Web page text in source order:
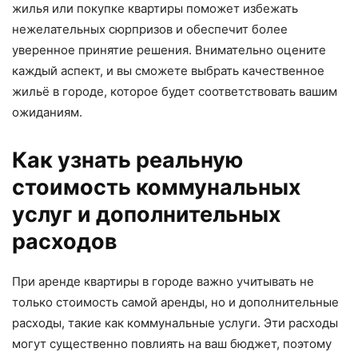
жилья или покупке квартиры поможет избежать
нежелательных сюрпризов и обеспечит более
уверенное принятие решения. Внимательно оцените
каждый аспект, и вы сможете выбрать качественное
жильё в городе, которое будет соответствовать вашим
ожиданиям.
Как узнать реальную
стоимость коммунальных
услуг и дополнительных
расходов
При аренде квартиры в городе важно учитывать не
только стоимость самой аренды, но и дополнительные
расходы, такие как коммунальные услуги. Эти расходы
могут существенно повлиять на ваш бюджет, поэтому